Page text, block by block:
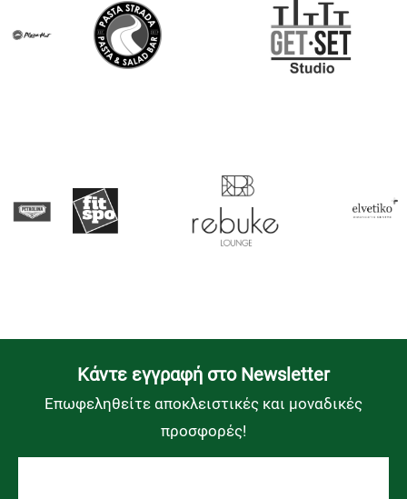
Kάντε εγγραφή στο Newsletter
Επωφεληθείτε αποκλειστικές και μοναδικές
προσφορές!